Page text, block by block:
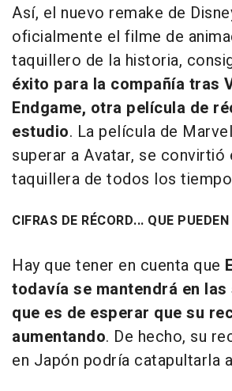
Así, el nuevo remake de
oficialmente el filme de
taquillero de la historia,
éxito para la compañía tras
Endgame, otra película de
estudio. La película de
superar a Avatar, se convirtió
taquillera de todos los
CIFRAS DE RÉCORD... QUE
Hay que tener en cuenta que
todavía se mantendrá en
que es de esperar que su
aumentando. De hecho, su
en Japón podría catapultarla